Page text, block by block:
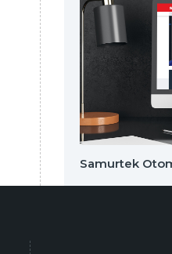
Samurtek